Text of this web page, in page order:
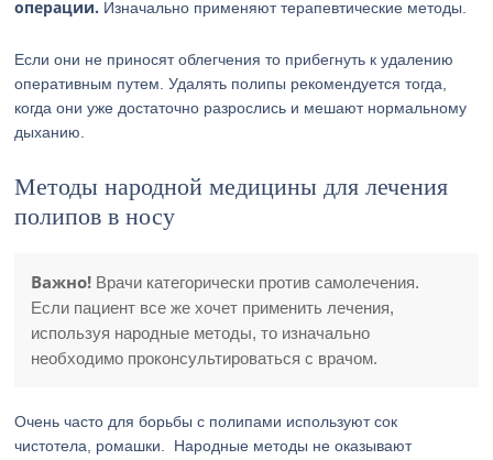
операции. Изначально применяют терапевтические методы.
Если они не приносят облегчения то прибегнуть к удалению
оперативным путем. Удалять полипы рекомендуется тогда,
когда они уже достаточно разрослись и мешают нормальному
дыханию.
Методы народной медицины для лечения
полипов в носу
Важно! Врачи категорически против самолечения.
Если пациент все же хочет применить лечения,
используя народные методы, то изначально
необходимо проконсультироваться с врачом.
Очень часто для борьбы с полипами используют сок
чистотела, ромашки. Народные методы не оказывают